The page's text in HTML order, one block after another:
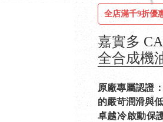
嘉實多
全合成機
全店滿千9折優
原廠專屬認證
的嚴苛潤滑與
卓越冷啟動保